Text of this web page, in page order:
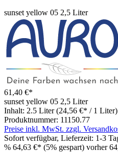
sunset yellow 05 2,5 Liter
61,40 €*
sunset yellow 05 2,5 Liter
Inhalt: 2.5 Liter (24,56 €* / 1 Liter)
Produktnummer: 11150.77
Preise inkl. MwSt. zzgl.
Sofort verfügbar, Lieferzeit: 1-3
% 64,63 €* (5% gespart) vorher